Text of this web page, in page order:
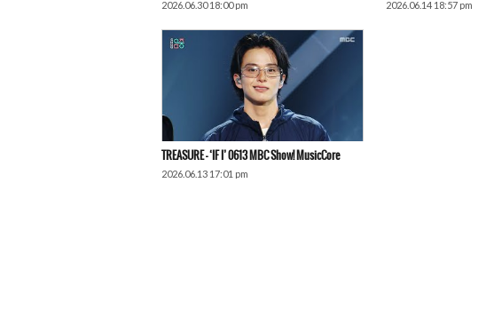
2026.06.30 18:00 pm
2026.06.14 18:57 pm
TREASURE – ‘IF I’ 0613 MBC Show! MusicCore
2026.06.13 17:01 pm